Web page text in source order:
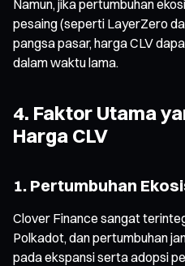
Namun, jika pertumbuhan
pesaing (seperti LayerZero
pangsa pasar, harga CLV
dalam waktu lama.
4. Faktor Utama
Harga CLV
1. Pertumbuhan
Clover Finance sangat
Polkadot, dan pertumbuhan
pada ekspansi serta adopsi